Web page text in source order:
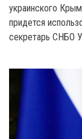
украинского
придется
секретарь СНБО